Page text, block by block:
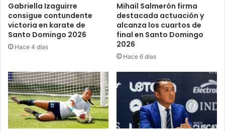
Gabriella Izaguirre
consigue contundente
victoria en karate de
Santo Domingo 2026
Hace 4 días
Mihail Salmerón firma
destacada actuación y
alcanza los cuartos de
final en Santo Domingo
2026
Hace 6 días